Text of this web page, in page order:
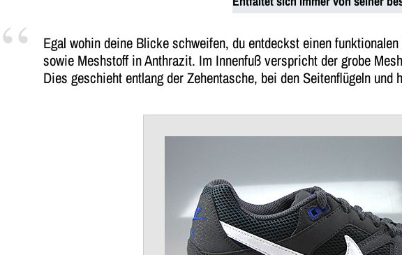
Egal wohin deine Blicke schweifen, du entdeckst einen
sowie Meshstoff in Anthrazit. Im Innenfuß verspricht der grobe
Dies geschieht entlang der Zehentasche, bei den Seitenflügeln und